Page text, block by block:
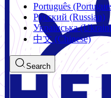
Português
Русский (Russian)
Українська
中文 (Chinese)
Search